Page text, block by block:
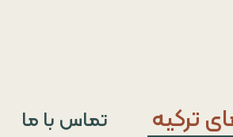
تماس با ما